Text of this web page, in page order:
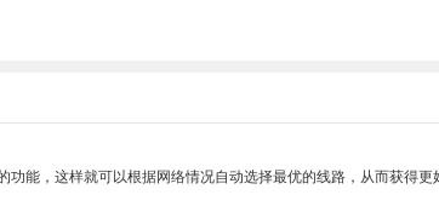
能，这样就可以根据网络情况自动选择最优的线路，从而获得更